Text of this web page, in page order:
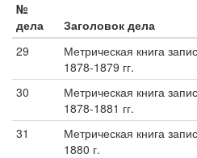
№
дела
Заголовок дела
29
Метрическая книга
1878-1879 гг.
30
Метрическая книга
1878-1881 гг.
31
Метрическая книга
1880 г.